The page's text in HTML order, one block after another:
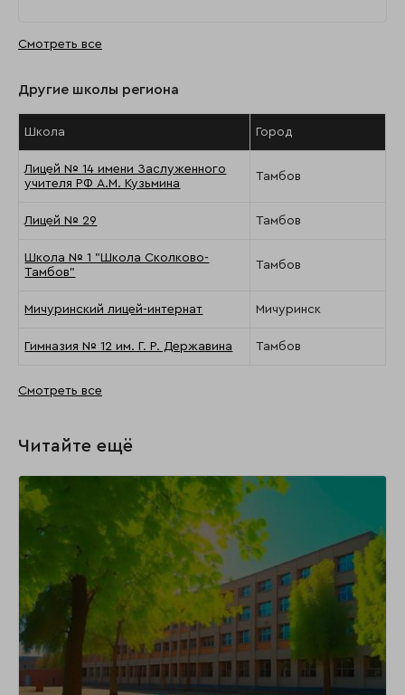
Смотреть все
Другие школы региона
Школа Город
Лицей № 14 имени Заслуженного
учителя РФ А.М. Кузьмина
Тамбов
Лицей № 29 Тамбов
Школа № 1 "Школа Сколково-
Тамбов"
Тамбов
Мичуринский лицей-интернат Мичуринск
Гимназия № 12 им. Г. Р. Державина Тамбов
Смотреть все
Читайте ещё